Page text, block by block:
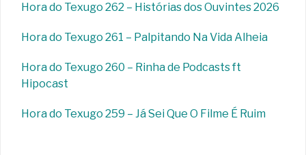
Hora do Texugo 262 – Histórias dos Ouvintes 2026
Hora do Texugo 261 – Palpitando Na Vida Alheia
Hora do Texugo 260 – Rinha de Podcasts ft
Hipocast
Hora do Texugo 259 – Já Sei Que O Filme É Ruim